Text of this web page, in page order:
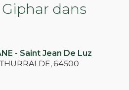
dans
- Saint Jean De Luz
64500